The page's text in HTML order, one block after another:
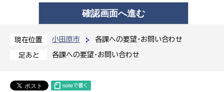
現在位置 小田原市 各課への要望・お問い合わせ
足あと 各課への要望・お問い合わせ